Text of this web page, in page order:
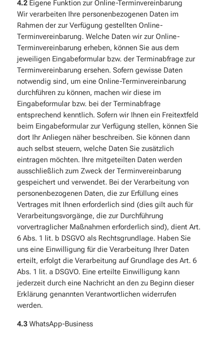
4.2Eigene Funktion zur Online-Terminvereinbarung
Wir verarbeiten Ihre personenbezogenen Daten im
Rahmen der zur Verfügung gestellten Online-
Terminvereinbarung. Welche Daten wir zur Online-
Terminvereinbarung erheben, können Sie aus dem
jeweiligen Eingabeformular bzw. der Terminabfrage zur
Terminvereinbarung ersehen. Sofern gewisse Daten
notwendig sind, um eine Online-Terminvereinbarung
durchführen zu können, machen wir diese im
Eingabeformular bzw. bei der Terminabfrage
entsprechend kenntlich. Sofern wir Ihnen ein Freitextfeld
beim Eingabeformular zur Verfügung stellen, können Sie
dort Ihr Anliegen näher beschreiben. Sie können dann
auch selbst steuern, welche Daten Sie zusätzlich
eintragen möchten. Ihre mitgeteilten Daten werden
ausschließlich zum Zweck der Terminvereinbarung
gespeichert und verwendet. Bei der Verarbeitung von
personenbezogenen Daten, die zur Erfüllung eines
Vertrages mit Ihnen erforderlich sind (dies gilt auch für
Verarbeitungsvorgänge, die zur Durchführung
vorvertraglicher Maßnahmen erforderlich sind), dient Art.
6 Abs. 1 lit. b DSGVO als Rechtsgrundlage. Haben Sie
uns eine Einwilligung für die Verarbeitung Ihrer Daten
erteilt, erfolgt die Verarbeitung auf Grundlage des Art. 6
Abs. 1 lit. a DSGVO. Eine erteilte Einwilligung kann
jederzeit durch eine Nachricht an den zu Beginn dieser
Erklärung genannten Verantwortlichen widerrufen
werden.
4.3WhatsApp-Business